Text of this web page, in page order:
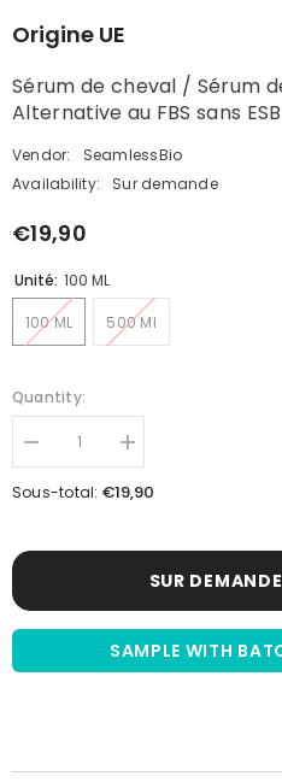
Origine UE
Sérum de cheval / Sérum
Alternative au FBS sans
Vendor:
SeamlessBio
Availability:
Sur demande
€19,90
Unité: 100 ML
100 ML 500 Ml
Quantity:
Réduire
la
quantité
par
Filtration
Augmenter
la
quantité
de
par
Filtration
|
Sous-total: €19,90
SUR DEMANDE
SAMPLE WITH